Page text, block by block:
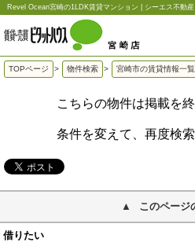
Revel Ocean宮崎の1LDK賃貸マンション | シーエス不動
TOPページ > 物件検索 > 宮崎市の賃貸情報一覧
こちらの物件は掲載を
条件を変えて、再度検
このページ
借りたい